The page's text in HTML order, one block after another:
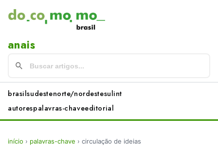
anais
brasilsudestenorte/nordestesulint
autorespalavras-chaveeditorial
início › palavras-chave › circulação de ideias